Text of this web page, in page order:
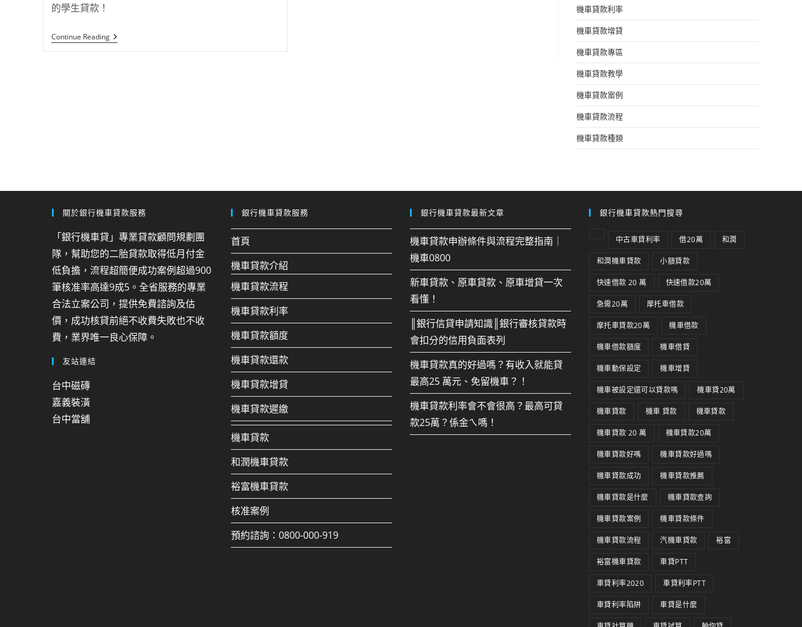
的學生貸款！
Continue Reading
機車貸款利率
機車貸款增貸
機車貸款專區
機車貸款教學
機車貸款案例
機車貸款流程
機車貸款種類
關於銀行機車貸款服務
「銀行機車貸」專業貸款顧問規劃團
隊，幫助您的二胎貸款取得低月付金
低負擔，流程超簡便成功案例超過900
筆核准率高達9成5。全省服務的專業
合法立案公司，提供免費諮詢及估
價，成功核貸前絕不收費失敗也不收
費，業界唯一良心保障。
友站連結
台中磁磚
嘉義裝潢
台中當舖
銀行機車貸款服務
首頁
機車貸款介紹
機車貸款流程
機車貸款利率
機車貸款額度
機車貸款還款
機車貸款增貸
機車貸款遲繳
機車貸款
和潤機車貸款
裕富機車貸款
核准案例
預約諮詢：0800-000-919
銀行機車貸款最新文章
機車貸款申辦條件與流程完整指南｜
機車0800
新車貸款、原車貸款、原車增貸一次
看懂！
║銀行信貸申請知識║銀行審核貸款時
會扣分的信用負面表列
機車貸款真的好過嗎？有收入就能貸
最高25 萬元、免留機車？！
機車貸款利率會不會很高？最高可貸
款25萬？係金ㄟ嗎！
銀行機車貸款熱門搜尋
中古車貸利率 借20萬 和潤
和潤機車貸款 小額貸款
快速借款 20 萬 快速借款20萬
急需20萬 摩托車借款
摩托車貸款20萬 機車借款
機車借款額度 機車借貸
機車動保設定 機車增貸
機車被設定還可以貸款嗎 機車貸20萬
機車貸款 機車 貸款 機車貸款
機車貸款 20 萬 機車貸款20萬
機車貸款好嗎 機車貸款好過嗎
機車貸款成功 機車貸款推薦
機車貸款是什麼 機車貸款查詢
機車貸款案例 機車貸款條件
機車貸款流程 汽機車貸款 裕富
裕富機車貸款 車貸PTT
車貸利率2020 車貸利率PTT
車貸利率陷阱 車貸是什麼